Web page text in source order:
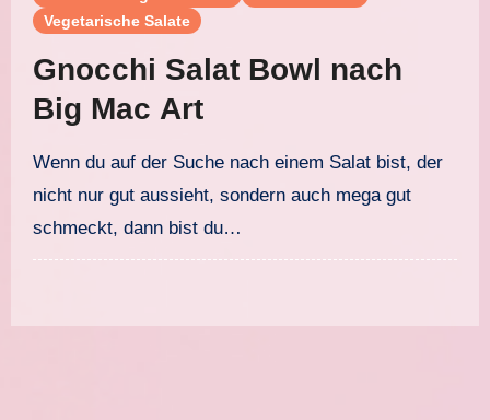
Vegetarische Salate
Gnocchi Salat Bowl nach
Big Mac Art
Wenn du auf der Suche nach einem Salat bist, der
nicht nur gut aussieht, sondern auch mega gut
schmeckt, dann bist du…